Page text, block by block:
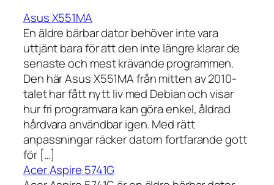
Asus X551MA
En äldre bärbar dator behöver inte vara
uttjänt bara för att den inte längre klarar de
senaste och mest krävande programmen.
Den här Asus X551MA från mitten av 2010-
talet har fått nytt liv med Debian och visar
hur fri programvara kan göra enkel, åldrad
hårdvara användbar igen. Med rätt
anpassningar räcker datorn fortfarande gott
för […]
Acer Aspire 5741G